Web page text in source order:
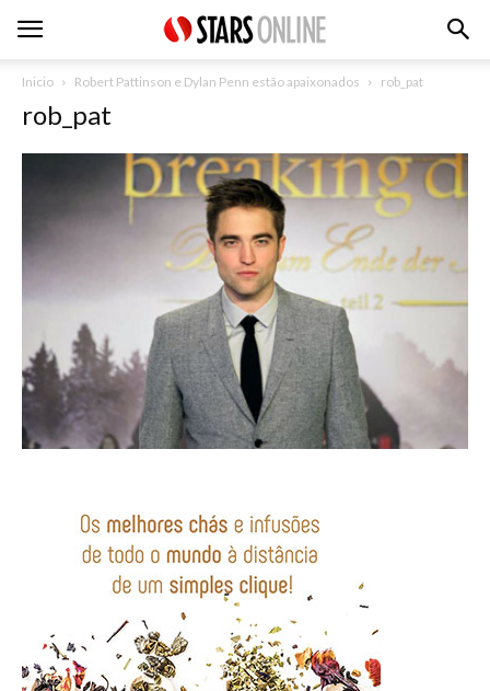
Inicio Robert Pattinson e Dylan Penn estão apaixonados rob_pat
rob_pat